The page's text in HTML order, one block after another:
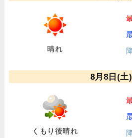
晴れ
8月8日(土)
くもり後晴れ